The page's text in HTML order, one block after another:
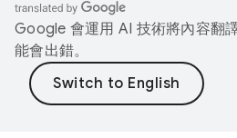
Google 會運用 AI 技術將內容翻
能會出錯。